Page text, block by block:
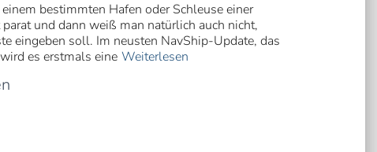
bestimmten Hafen oder Schleuse einer
und dann weiß man natürlich auch nicht,
eingeben soll. Im neusten NavShip-Update, das
es erstmals eine Weiterlesen